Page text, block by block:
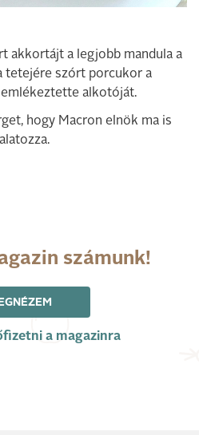
akkortájt a legjobb mandula a
tetejére szórt porcukor a
alkotóját.
hogy Macron elnök ma is
számunk!
a magazinra